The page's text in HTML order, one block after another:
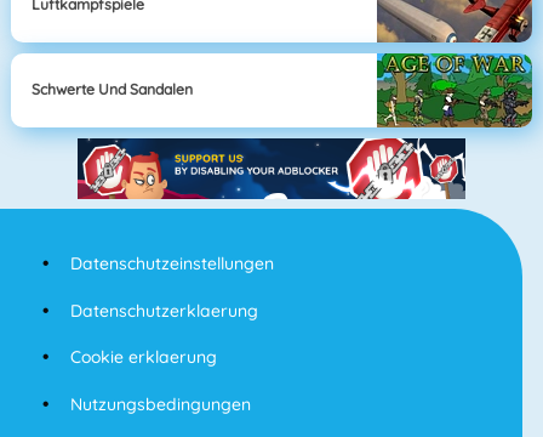
Luftkampfspiele
Schwerte Und Sandalen
Datenschutzeinstellungen
Datenschutzerklaerung
Cookie erklaerung
Nutzungsbedingungen